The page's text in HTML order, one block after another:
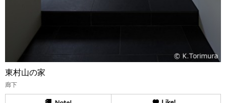
東村山の家
廊下